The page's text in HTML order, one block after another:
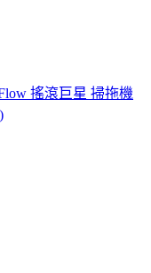
搖滾巨星 掃拖機